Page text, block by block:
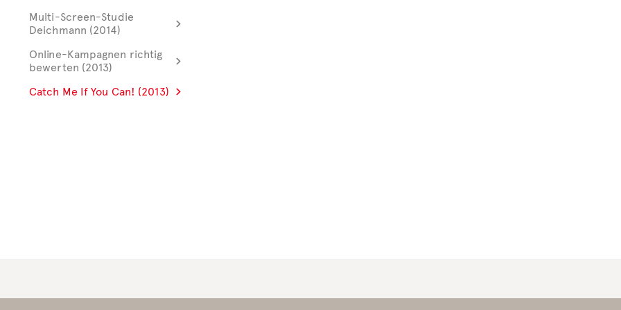
Multi-Screen-Studie
Deichmann (2014)
Online-Kampagnen richtig
bewerten (2013)
Catch Me If You Can! (2013)